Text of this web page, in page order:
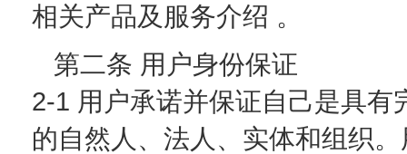
相关产品及服务介绍 。
第二条 用户身份保证
2-1 用户承诺并保证自己是具
的自然人、法人、实体和组织